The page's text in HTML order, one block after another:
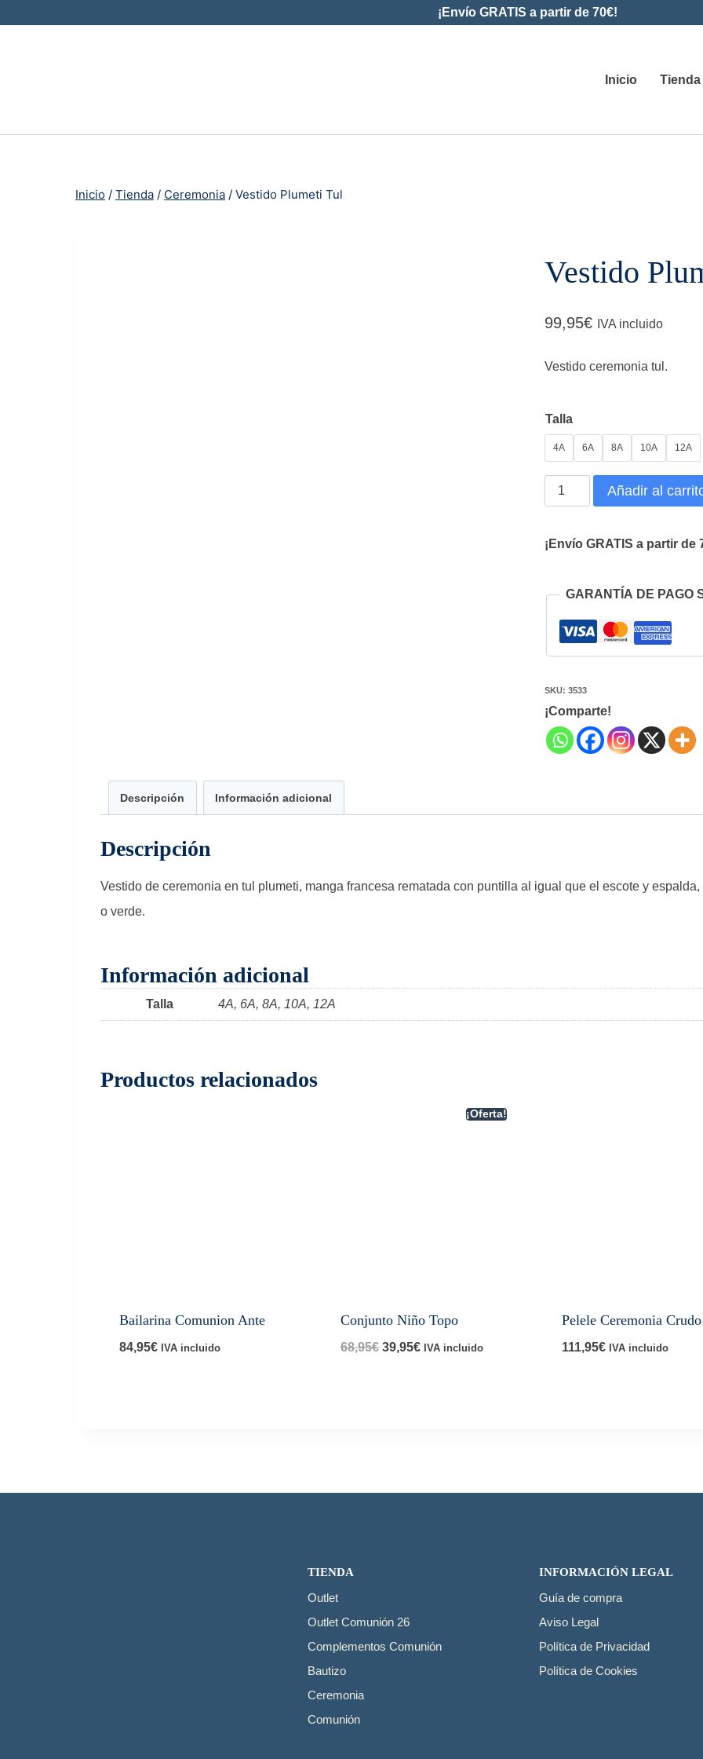
¡Envío GRATIS a partir de 70€!
Inicio Tienda
Inicio / Tienda / Ceremonia / Vestido Plumeti Tul
Vestido
99,95€ IVA incluido
Vestido ceremonia tul.
Talla
4A 6A 8A 10A 12A
Vestido
Tul
Añadir al
¡Envío GRATIS a partir de
GARANTÍA DE PAGO
SKU: 3533
¡Comparte!
Descripción Información adicional
Descripción
Vestido de ceremonia en tul plumeti, manga francesa rematada con puntilla al igual que el escote y
o verde.
Información adicional
Talla 4A, 6A, 8A, 10A, 12A
Productos relacionados
Bailarina Comunion Ante
84,95€ IVA incluido
¡Oferta!
Conjunto Niño Topo
68,95€ El
39,95€ElIVA incluido
Pelele Ceremonia Crudo
111,95€ IVA incluido
TIENDA
Outlet
Outlet Comunión 26
Complementos Comunión
Bautizo
Ceremonia
Comunión
INFORMACIÓN LEGAL
Guía de compra
Aviso Legal
Política de Privacidad
Política de Cookies